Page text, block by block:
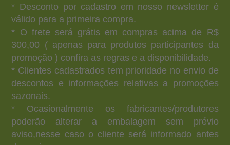
* Desconto por cadastro em nosso newsletter é
válido para a primeira compra.
* O frete será grátis em compras acima de R$
300,00 ( apenas para produtos participantes da
promoção ) confira as regras e a disponibilidade.
* Clientes cadastrados tem prioridade no envio de
descontos e informações relativas a promoções
sazonais.
* Ocasionalmente os fabricantes/produtores
poderão alterar a embalagem sem prévio
aviso,nesse caso o cliente será informado antes